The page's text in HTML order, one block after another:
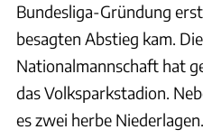
Bundesliga-Gründung
besagten Abstieg kam.
Nationalmannschaft hat
das Volksparkstadion.
es zwei herbe Niederlagen.